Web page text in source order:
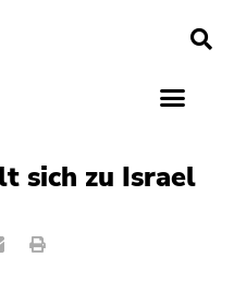
sich zu Israel